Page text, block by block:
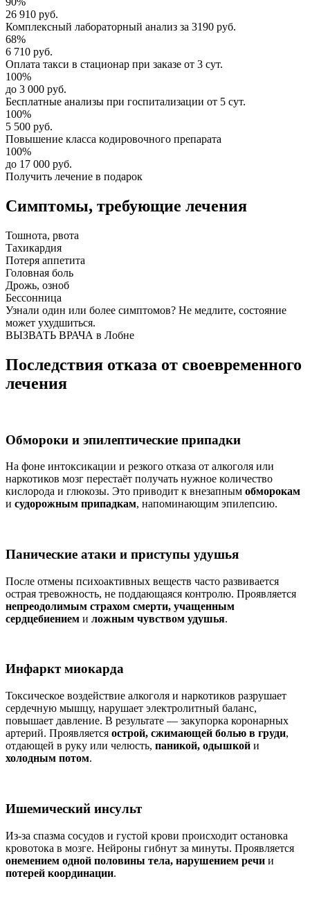
26 910 руб.
Комплексный лабораторный анализ за 3190 руб.
68%
6 710 руб.
Оплата такси в стационар при заказе от 3 сут.
100%
до 3 000 руб.
Бесплатные анализы при госпитализации от 5 сут.
100%
5 500 руб.
Повышение класса кодировочного препарата
100%
до 17 000 руб.
Получить лечение в подарок
Симптомы, требующие лечения
Тошнота, рвота
Тахикардия
Потеря аппетита
Головная боль
Дрожь, озноб
Бессонница
Узнали один или более симптомов? Не медлите, состояние
может ухудшиться.
ВЫЗВАТЬ ВРАЧА в Лобне
Последствия отказа от своевременного
лечения
Обмороки и эпилептические припадки
На фоне интоксикации и резкого отказа от алкоголя или
наркотиков мозг перестаёт получать нужное количество
кислорода и глюкозы. Это приводит к внезапным обморокам
и судорожным припадкам, напоминающим эпилепсию.
Панические атаки и приступы удушья
После отмены психоактивных веществ часто развивается
острая тревожность, не поддающаяся контролю. Проявляется
непреодолимым страхом смерти, учащенным
сердцебиением и ложным чувством удушья.
Инфаркт миокарда
Токсическое воздействие алкоголя и наркотиков разрушает
сердечную мышцу, нарушает электролитный баланс,
повышает давление. В результате — закупорка коронарных
артерий. Проявляется острой, сжимающей болью в груди,
отдающей в руку или челюсть, паникой, одышкой и
холодным потом.
Ишемический инсульт
Из-за спазма сосудов и густой крови происходит остановка
кровотока в мозге. Нейроны гибнут за минуты. Проявляется
онемением одной половины тела, нарушением речи и
потерей координации.